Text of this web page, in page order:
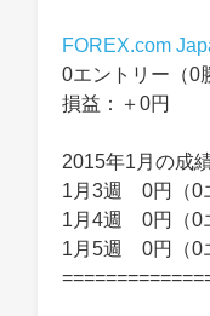
FOREX.com
0エントリー（0
損益：＋0円
2015年1月の成
1月3週 0円（0
1月4週 0円（0
1月5週 0円（0